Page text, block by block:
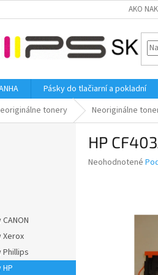
AKO
Pásky do tlačiarní a pokladní
tonery Neoriginálne
Xerox
HP
Priemerné
Neohodnotené